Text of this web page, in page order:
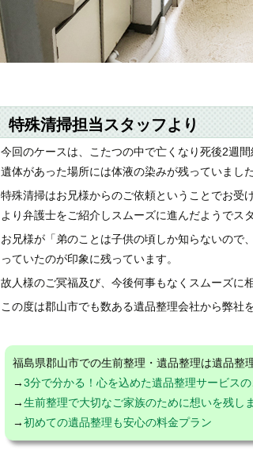
特殊清掃担当スタッフより
今回のケースは、こたつの中で亡くなり死後2週
遺体があった場所には体液の染みが残っていました
特殊清掃はお兄様からのご依頼ということでお受
より弁護士をご紹介しスムーズに進んだようでス
お兄様が「弟のことは子供の頃しか知らないの
っていたのが印象に残っています。
故人様のご冥福及び、今後何事もなくスムーズに
この度は郡山市でも数ある遺品整理会社から弊社
福島県郡山市での生前整理・遺品整理は遺品整
→3分で分かる！心を込めた遺品整理サービスの
→生前整理で大切なご家族のために想いを残し
→初めての遺品整理も安心の料金プラン